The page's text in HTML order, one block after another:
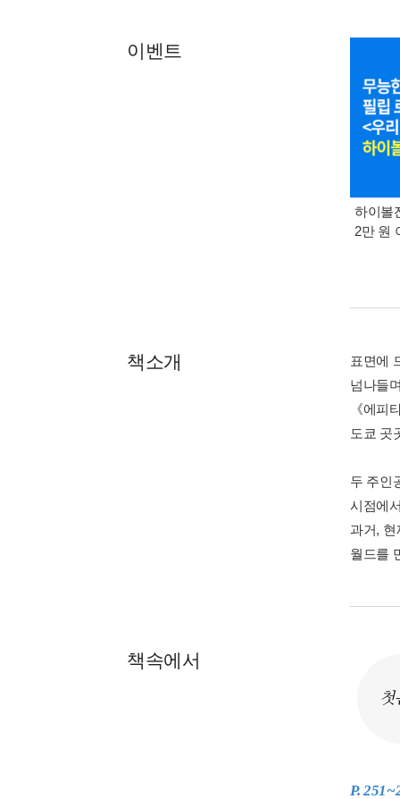
이벤트
하이볼
2만 원
책소개
표면에
넘나들
《에피
도쿄 곳
두 주인
시점에
과거, 현
월드를
책속에서
첫
P.